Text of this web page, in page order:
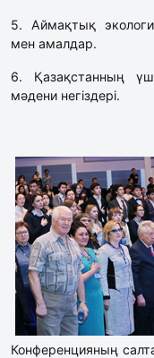
5. Аймақтық
мен амалдар.
6. Қазақстанның
мәдени негіздері.
Конференцияның